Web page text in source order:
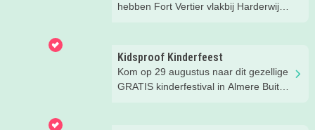
hebben Fort Vertier vlakbij Harderwijk
over de Romeinen die hier vroeger
hebben gewoond.
Kidsproof Kinderfeest
Kom op 29 augustus naar dit gezellige
GRATIS kinderfestival in Almere Buiten